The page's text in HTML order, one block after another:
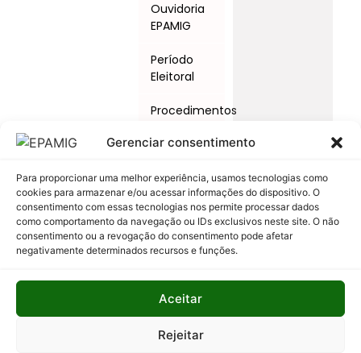
Gerenciar consentimento
Para proporcionar uma melhor experiência, usamos tecnologias como
cookies para armazenar e/ou acessar informações do dispositivo. O
consentimento com essas tecnologias nos permite processar dados
como comportamento da navegação ou IDs exclusivos neste site. O não
consentimento ou a revogação do consentimento pode afetar
negativamente determinados recursos e funções.
Aceitar
Rejeitar
Ouvidoria
EPAMIG
Período
Eleitoral
Procedimentos
e Ações
Relatório
Anual de
Atividades
Auditoria
Interna
Relatório